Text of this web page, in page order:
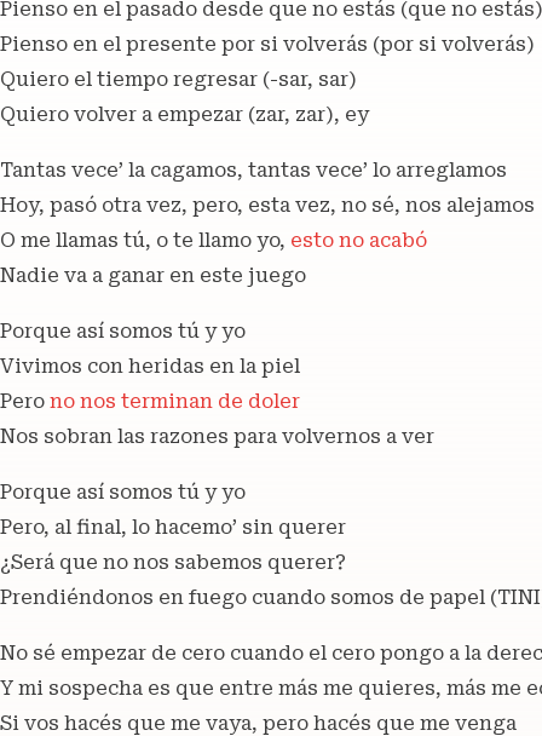
Pienso en el pasado desde que no estás (que no estás)
Pienso en el presente por si volverás (por si volverás)
Quiero el tiempo regresar (-sar, sar)
Quiero volver a empezar (zar, zar), ey
Tantas vece’ la cagamos, tantas vece’ lo arreglamos
Hoy, pasó otra vez, pero, esta vez, no sé, nos alejamos
O me llamas tú, o te llamo yo, esto no acabó
Nadie va a ganar en este juego
Porque así somos tú y yo
Vivimos con heridas en la piel
Pero no nos terminan de doler
Nos sobran las razones para volvernos a ver
Porque así somos tú y yo
Pero, al final, lo hacemo’ sin querer
¿Será que no nos sabemos querer?
Prendiéndonos en fuego cuando somos de papel
No sé empezar de cero cuando el cero pongo a la
Y mi sospecha es que entre más me quieres, más me
Si vos hacés que me vaya, pero hacés que me venga